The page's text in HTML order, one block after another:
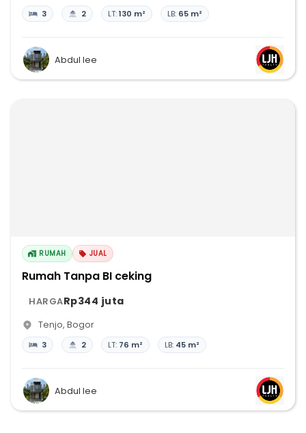
3 2 LT:130 m² LB: 65 m²
Abdul lee
RUMAH JUAL
Rumah Tanpa BI ceking
HARGARp344 juta
Tenjo, Bogor
3 2 LT: 76 m² LB: 45 m²
Abdul lee